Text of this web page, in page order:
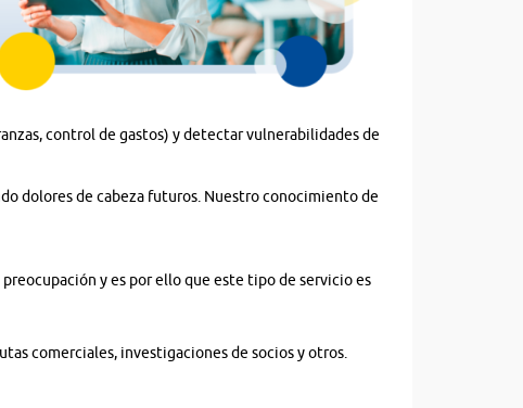
control de gastos) y detectar vulnerabilidades de
dolores de cabeza futuros. Nuestro conocimiento de
y es por ello que este tipo de servicio es
comerciales, investigaciones de socios y otros.